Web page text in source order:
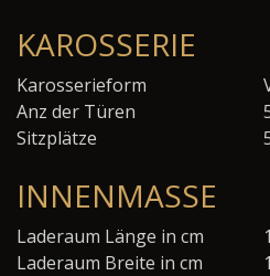
KAROSSERIE
Karosserieform
Anz der Türen
Sitzplätze
INNENMASSE
Laderaum Länge in cm
Laderaum Breite in cm